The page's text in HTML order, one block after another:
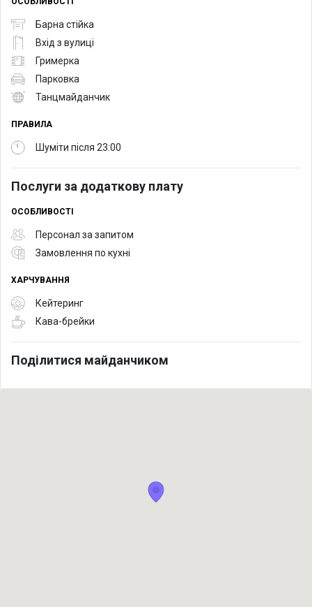
Барна стійка
Вхід з вулиці
Гримерка
Парковка
Танцмайданчик
ПРАВИЛА
Шуміти після 23:00
Послуги за додаткову плату
ОСОБЛИВОСТІ
Персонал за запитом
Замовлення по кухні
ХАРЧУВАННЯ
Кейтеринг
Кава-брейки
Поділитися майданчиком